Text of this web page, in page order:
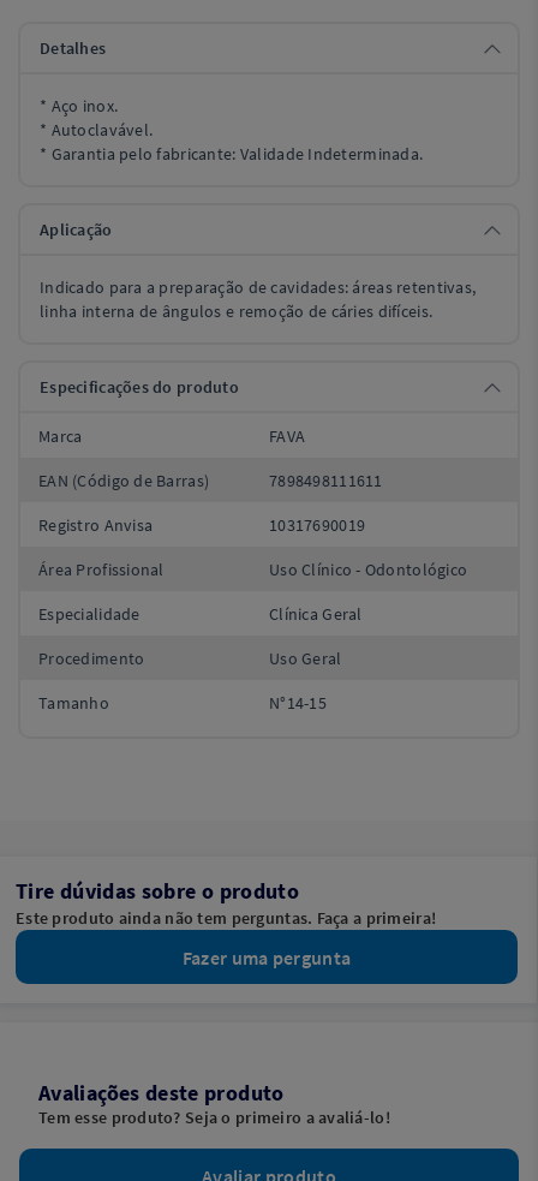
Detalhes
* Aço inox.
* Autoclavável.
* Garantia pelo fabricante: Validade Indeterminada.
Aplicação
Indicado para a preparação de cavidades: áreas retentivas,
linha interna de ângulos e remoção de cáries difíceis.
Especificações do produto
Marca FAVA
EAN (Código de Barras) 7898498111611
Registro Anvisa 10317690019
Área Profissional Uso Clínico - Odontológico
Especialidade Clínica Geral
Procedimento Uso Geral
Tamanho N°14-15
Tire dúvidas sobre o produto
Este produto ainda não tem perguntas. Faça a primeira!
Fazer uma pergunta
Avaliações deste produto
Tem esse produto? Seja o primeiro a avaliá-lo!
Avaliar produto